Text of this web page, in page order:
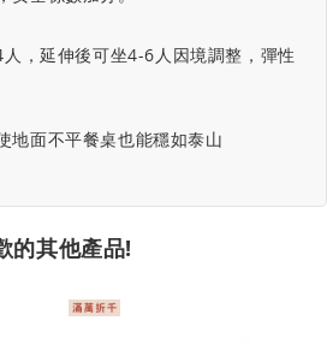
，延伸後可坐4-6人因境調整，彈性
地面不平餐桌也能穩如泰山
的其他產品!